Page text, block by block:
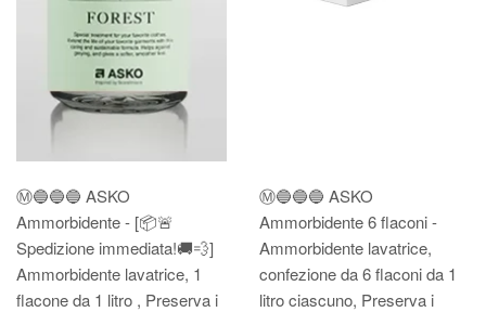
Ⓜ️🔵🔵🔵 ASKO
Ammorbidente - [📦🚨
Spedizione immediata!🚚💨]
Ammorbidente lavatrice, 1
flacone da 1 litro , Preserva i
Ⓜ️🔵🔵🔵 ASKO
Ammorbidente 6 flaconi -
Ammorbidente lavatrice,
confezione da 6 flaconi da 1
litro ciascuno, Preserva i